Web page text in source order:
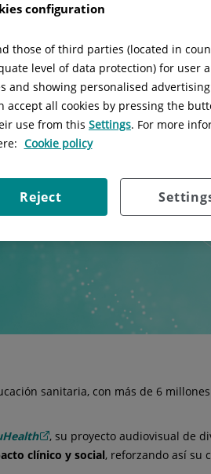
sanitaria, con más de 6
, su proyecto audiovisual de
clínico y social, reforzando así su
configuration
those of third parties (located in
level of data protection) for user
and showing personalised
accept all cookies by pressing the
use from this Settings. For more
Cookie policy
Reject